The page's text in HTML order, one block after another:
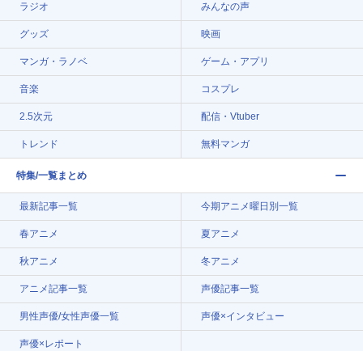
ラジオ みんなの声
グッズ 映画
マンガ・ラノベ ゲーム・アプリ
音楽 コスプレ
2.5次元 配信・Vtuber
トレンド 無料マンガ
特集/一覧まとめ
最新記事一覧 今期アニメ曜日別一覧
春アニメ 夏アニメ
秋アニメ 冬アニメ
アニメ記事一覧 声優記事一覧
男性声優/女性声優一覧 声優×インタビュー
声優×レポート